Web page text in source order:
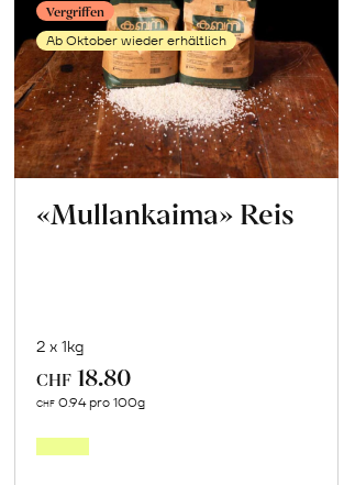
Vergriffen
Ab Oktober wieder erhältlich
«Mullankaima» Reis
2 x 1kg
CHF 18.80
CHF 0.94 pro 100g